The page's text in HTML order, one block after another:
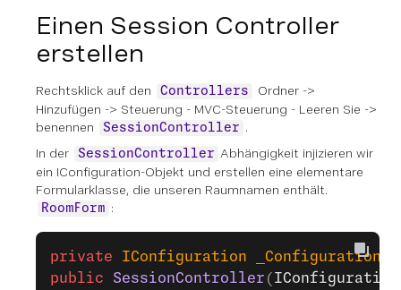
Einen Session Controller
erstellen
Rechtsklick auf den Controllers
Ordner ->
Hinzufügen -> Steuerung - MVC-Steuerung - Leeren Sie ->
benennen
SessionController .
In der
SessionController Abhängigkeit injizieren wir
ein IConfiguration-Objekt und erstellen eine elementare
Formularklasse, die unseren Raumnamen enthält.
RoomForm :
private IConfiguration _Configuration
public SessionController ( IConfiguration